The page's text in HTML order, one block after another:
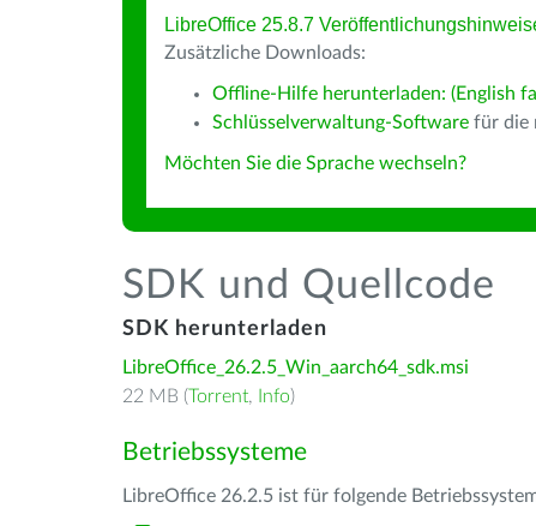
LibreOffice 25.8.7
Zusätzliche Downloads:
Offline-Hilfe herunterladen: (English
Schlüsselverwaltung-Software für die
Möchten Sie die Sprache wechseln?
SDK und Quellcode
SDK herunterladen
LibreOffice_26.2.5_Win_aarch64_sdk.msi
22 MB (Torrent, Info)
Betriebssysteme
LibreOffice 26.2.5 ist für folgende